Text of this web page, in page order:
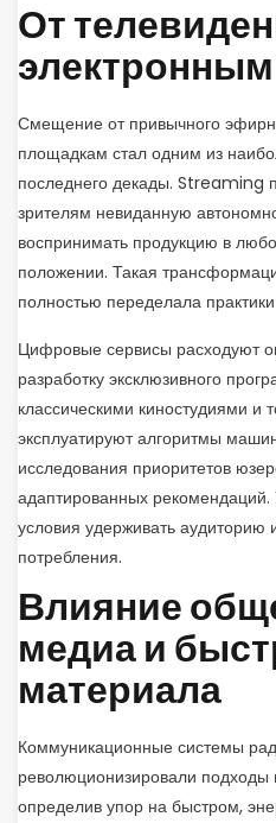
От
Смещение от привычного
площадкам стал одним из
последнего декады. Streaming
зрителям невиданную
воспринимать продукцию в
положении. Такая
полностью переделала
Цифровые сервисы расходуют
разработку эксклюзивного
классическими киностудиями и
эксплуатируют алгоритмы
исследования приоритетов
адаптированных рекомендаций.
условия удерживать аудиторию
потребления.
Влияние
медиа и
материала
Коммуникационные системы
революционизировали подходы
определив упор на быстром,